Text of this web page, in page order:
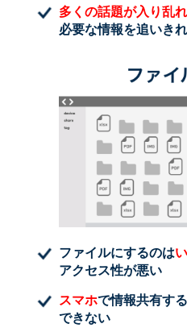
多くの話題が入り乱
必要な情報を追いき
ファイルにするのは
アクセス性が悪い
スマホで情報共有す
できない